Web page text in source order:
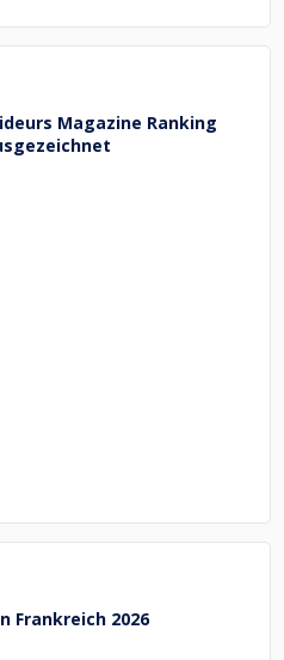
Magazine Ranking
Frankreich 2026